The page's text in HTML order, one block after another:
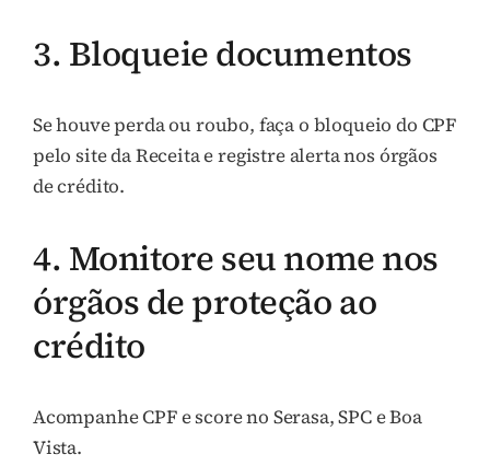
3. Bloqueie documentos
Se houve perda ou roubo, faça o bloqueio do CPF
pelo site da Receita e registre alerta nos órgãos
de crédito.
4. Monitore seu nome nos
órgãos de proteção ao
crédito
Acompanhe CPF e score no Serasa, SPC e Boa
Vista.